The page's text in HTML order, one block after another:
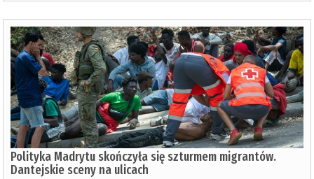
Polityka Madrytu skończyła się szturmem migrantów.
Dantejskie sceny na ulicach